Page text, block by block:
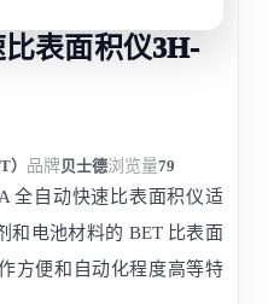
表面积仪3H-
） 品牌贝士德浏览量79
全自动快速比表面积仪适
和电池材料的 BET 比表面
方便和自动化程度高等特